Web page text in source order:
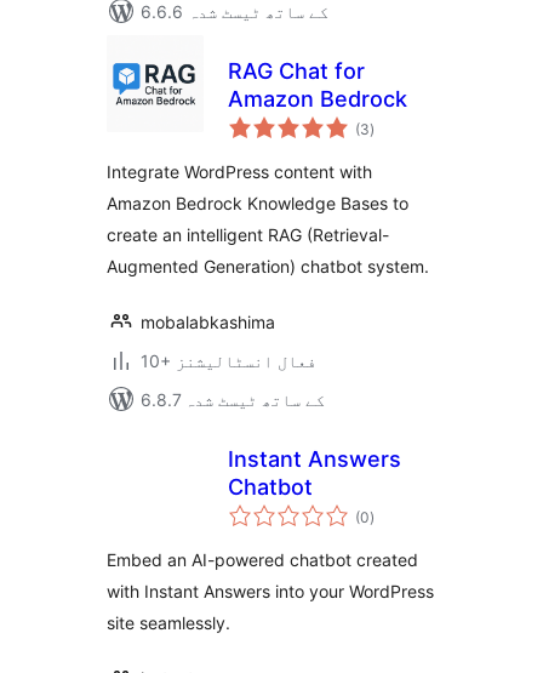
6.6.6 کے ساتھ ٹیسٹ شدہ
RAG Chat for
Amazon Bedrock
(3مجموعی
درجہ
)
Integrate WordPress content with
Amazon Bedrock Knowledge Bases to
create an intelligent RAG (Retrieval-
Augmented Generation) chatbot system.
mobalabkashima
10+ فعال انسٹالیشنز
6.8.7 کے ساتھ ٹیسٹ شدہ
Instant Answers
Chatbot
(0مجموعی
درجہ
)
Embed an AI-powered chatbot created
with Instant Answers into your WordPress
site seamlessly.